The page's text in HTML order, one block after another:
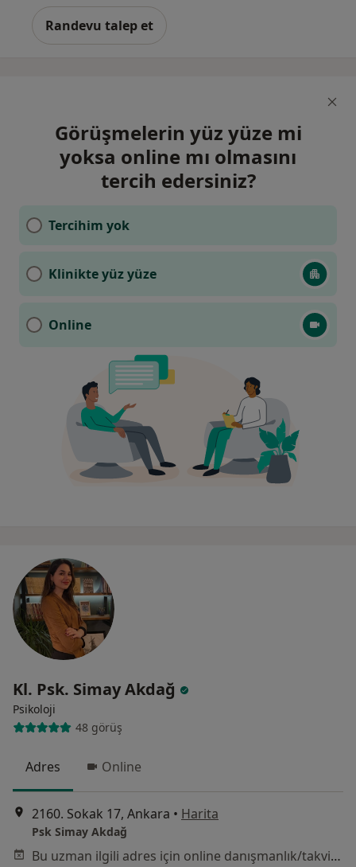
Randevu talep et
Görüşmelerin yüz yüze mi
yoksa online mı olmasını
tercih edersiniz?
Tercihim yok
Klinikte yüz yüze
Online
Kl. Psk. Simay Akdağ
Psikoloji
48 görüş
Adres Online
2160. Sokak 17, Ankara • Harita
Psk Simay Akdağ
Bu uzman ilgili adres için online danışmanlık/takvim sunmuyor.